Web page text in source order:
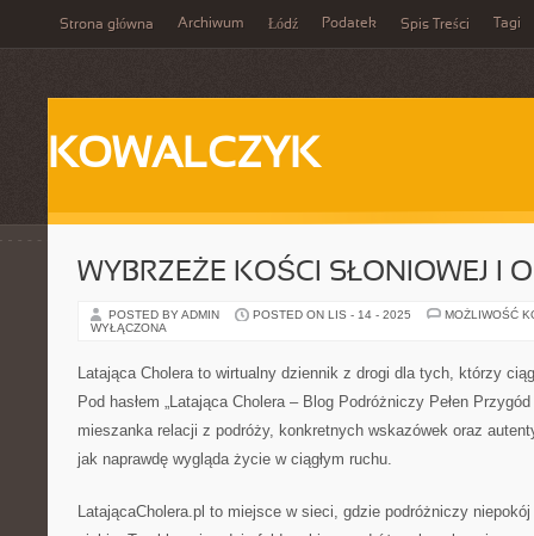
Strona główna Archiwum Łódź Podatek Spis Treści Tagi
KOWALCZYK
WYBRZEŻE KOŚCI SŁONIOWEJ I
POSTED BY ADMIN POSTED ON LIS - 14 - 2025
MOŻLIWOŚĆ
WYŁĄCZONA
Latająca Cholera to wirtualny dziennik z drogi dla tych, którzy
Pod hasłem „Latająca Cholera – Blog Podróżniczy Pełen
mieszanka relacji z podróży, konkretnych wskazówek oraz
jak naprawdę wygląda życie w ciągłym ruchu.
LatającaCholera.pl to miejsce w sieci, gdzie podróżniczy